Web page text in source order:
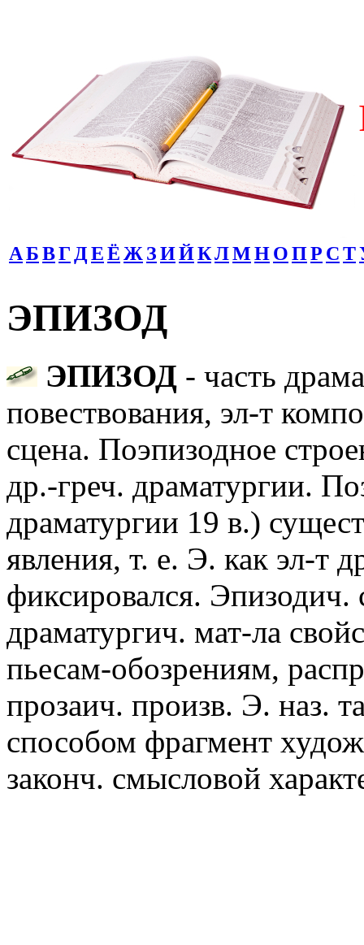
АБВГ ДЕЁ Ж ЗИЙКЛМНОПР СТ
ЭПИЗОД
ЭПИЗОД - часть
повествования, эл-т
сцена. Поэпизодное
др.-греч. драматургии.
драматургии 19 в.)
явления, т. е. Э. как эл-т
фиксировался. Эпизодич.
драматургич. мат-ла
пьесам-обозрениям,
прозаич. произв. Э. наз.
способом фрагмент
законч. смысловой